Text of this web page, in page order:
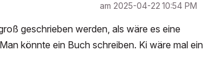
am ‎2025-04-22 10:54 PM
geschrieben werden, als wäre es eine
könnte ein Buch schreiben. Ki wäre mal ein